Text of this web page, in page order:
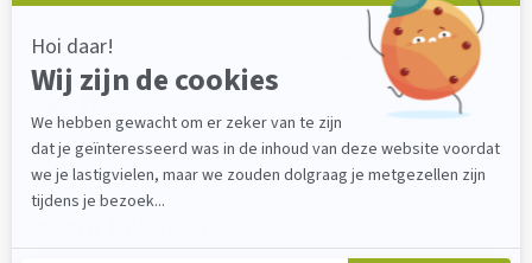
Heeft u vragen over dit product?
Neem gerust contact op met onze
verkoop@lijmenwinkel.nl
of+31 (0)85 4011571 . Wij helpen u graag!